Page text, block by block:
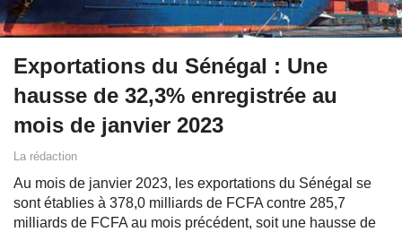
Exportations du Sénégal : Une
hausse de 32,3% enregistrée au
mois de janvier 2023
La rédaction
Au mois de janvier 2023, les exportations du Sénégal se
sont établies à 378,0 milliards de FCFA contre 285,7
milliards de FCFA au mois précédent, soit une hausse de